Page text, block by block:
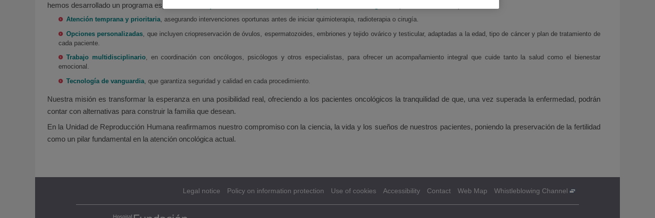
hemos desarrollado un programa especializado en
Atención temprana y prioritaria, asegurando intervenciones oportunas antes de iniciar quimioterapia, radioterapia o cirugía.
Opciones personalizadas , que incluyen criopreservación de óvulos, espermatozoides, embriones y tejido ovárico y testicular, adaptadas a la edad, tipo de cáncer y plan de tratamiento de
cada paciente.
Trabajo multidisciplinario, en coordinación con oncólogos, psicólogos y otros especialistas, para ofrecer un acompañamiento integral que cuide tanto la salud como el bienestar
emocional.
Tecnología de vanguardia , que garantiza seguridad y calidad en cada procedimiento.
Nuestra misión es transformar la esperanza en una posibilidad real, ofreciendo a los pacientes oncológicos la tranquilidad de que, una vez superada la enfermedad, podrán
contar con alternativas para construir la familia que desean.
En la Unidad de Reproducción Humana reafirmamos nuestro compromiso con la ciencia, la vida y los sueños de nuestros pacientes, poniendo la preservación de la fertilidad
como un pilar fundamental en la atención oncológica actual.
Legal notice Policy on information protection Use of cookies Accessibility Contact Web Map Whistleblowing Channel